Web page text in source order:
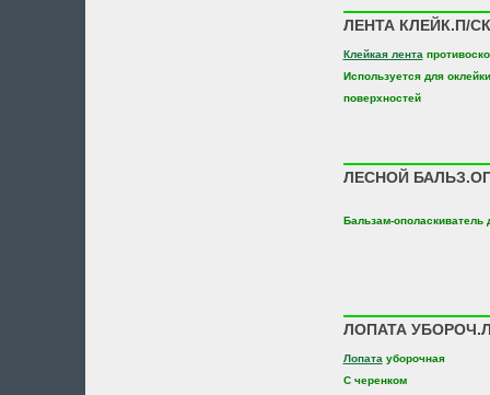
ЛЕНТА КЛЕЙК.П/
Клейкая лента
Используется для
поверхностей
ЛЕСНОЙ
Бальзам-ополаскиватель
ЛОПАТА
Лопата уборочная
С черенком